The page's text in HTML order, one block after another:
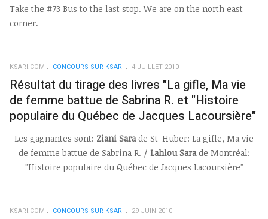
Take the #73 Bus to the last stop. We are on the north east
corner.
KSARI.COM CONCOURS SUR KSARI 4 JUILLET 2010
Résultat du tirage des livres "La gifle, Ma vie
de femme battue de Sabrina R. et "Histoire
populaire du Québec de Jacques Lacoursière"
Les gagnantes sont: Ziani Sarade St-Huber: La gifle, Ma vie
de femme battue de Sabrina R. / Lahlou Sarade Montréal:
"Histoire populaire du Québec de Jacques Lacoursière"
KSARI.COM CONCOURS SUR KSARI 29 JUIN 2010